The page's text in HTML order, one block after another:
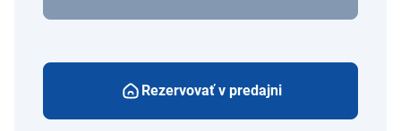
Rezervovať v predajni